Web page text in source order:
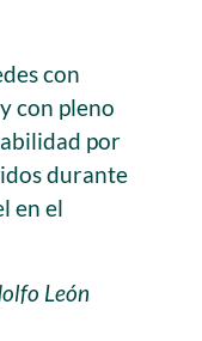
con
con pleno
por
durante
en el
León